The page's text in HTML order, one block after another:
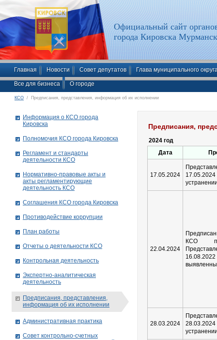
Официальный сайт
города Кировска
Главная Новости Совет депутатов Глава муниципального
Все для бизнеса О городе
КСО / Предписания, представления, информация об их исполнении
Предписания,
2024 год
Дата
17.05.2024
22.04.2024
КСО по
28.03.2024
Информация о КСО города
Кировска
Полномочия КСО города Кировска
Регламент и стандарты
деятельности КСО
Нормативно-правовые акты и
акты регламентирующие
деятельность КСО
Соглашения КСО города Кировска
Противодействие коррупции
План работы
Отчеты о деятельности КСО
Контрольная деятельность
Экспертно-аналитическая
деятельность
Предписания, представления,
информация об их исполнении
Административная практика
Совет контрольно-счетных